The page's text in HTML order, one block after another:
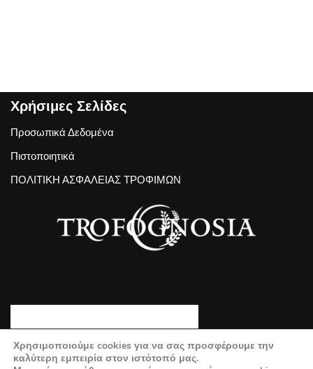
Χρήσιμες Σελίδες
Προσωπικά Δεδομένα
Πιστοποιητικά
ΠΟΛΙΤΙΚΗ ΑΣΦΑΛΕΙΑΣ ΤΡΟΦΙΜΩΝ
Χρησιμοποιούμε cookies για να σας προσφέρουμε την
καλύτερη εμπειρία στον ιστότοπό μας.